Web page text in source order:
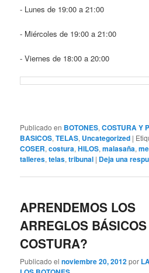
- Lunes de 19:00 a 21:00
- Miércoles de 19:00 a 21:00
- Viernes de 18:00 a 20:00
Publicado en BOTONES,COSTURA Y
BASICOS,TELAS, Uncategorized |
COSER,costura,HILOS,malasaña,
talleres,telas,tribunal | Deja una
APRENDEMOS LOS
ARREGLOS
COSTURA?
Publicado elnoviembre 20, 2012por